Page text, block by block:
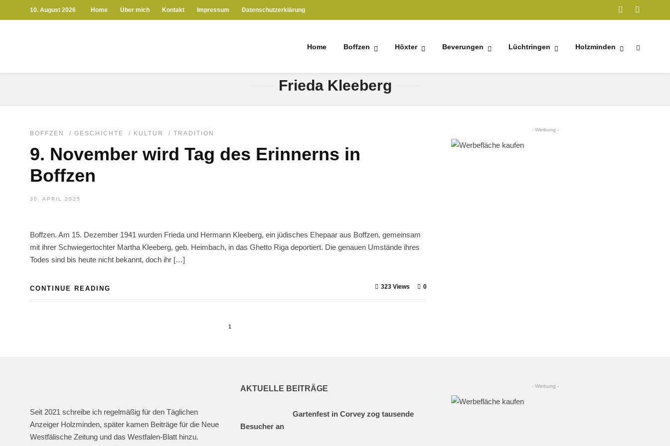
10. August 2026 Home Über mich Kontakt Impressum Datenschutzerklärung
Home Boffzen Höxter Beverungen Lüchtringen Holzminden
Frieda Kleeberg
BOFFZEN / GESCHICHTE / KULTUR / TRADITION
9. November wird Tag des Erinnerns in
Boffzen
30. APRIL 2025
Boffzen. Am 15. Dezember 1941 wurden Frieda und Hermann Kleeberg, ein jüdisches Ehepaar aus Boffzen, gemeinsam
mit ihrer Schwiegertochter Martha Kleeberg, geb. Heimbach, in das Ghetto Riga deportiert. Die genauen Umstände ihres
Todes sind bis heute nicht bekannt, doch ihr […]
CONTINUE READING 0
323 Views
1
- Werbung -
Seit 2021 schreibe ich regelmäßig für den Täglichen
Anzeiger Holzminden, später kamen Beiträge für die Neue
Westfälische Zeitung und das Westfalen-Blatt hinzu.
AKTUELLE BEITRÄGE
Gartenfest in Corvey zog tausende
Besucher an
- Werbung -